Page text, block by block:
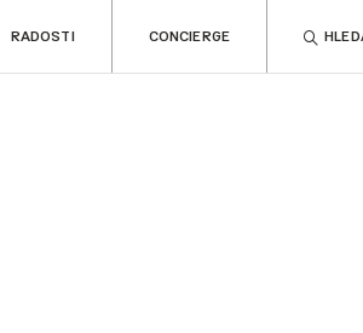
RADOSTI CONCIERGE